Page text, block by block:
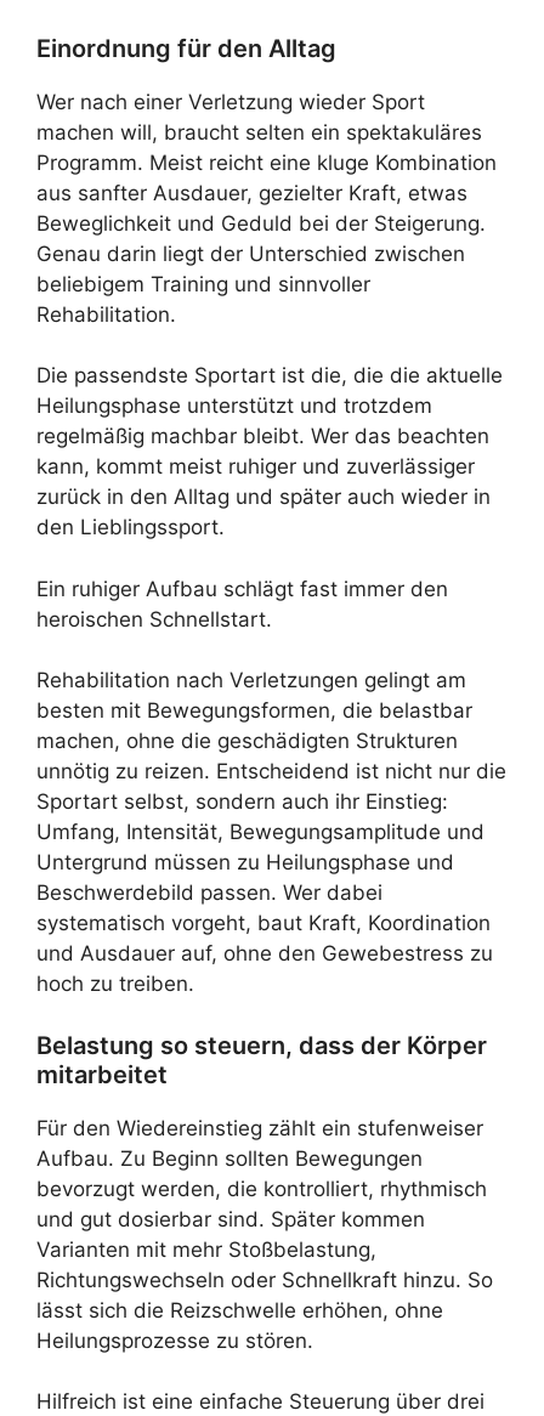
Einordnung für den Alltag
Wer nach einer Verletzung wieder Sport
machen will, braucht selten ein spektakuläres
Programm. Meist reicht eine kluge Kombination
aus sanfter Ausdauer, gezielter Kraft, etwas
Beweglichkeit und Geduld bei der Steigerung.
Genau darin liegt der Unterschied zwischen
beliebigem Training und sinnvoller
Rehabilitation.
Die passendste Sportart ist die, die die aktuelle
Heilungsphase unterstützt und trotzdem
regelmäßig machbar bleibt. Wer das beachten
kann, kommt meist ruhiger und zuverlässiger
zurück in den Alltag und später auch wieder in
den Lieblingssport.
Ein ruhiger Aufbau schlägt fast immer den
heroischen Schnellstart.
Rehabilitation nach Verletzungen gelingt am
besten mit Bewegungsformen, die belastbar
machen, ohne die geschädigten Strukturen
unnötig zu reizen. Entscheidend ist nicht nur die
Sportart selbst, sondern auch ihr Einstieg:
Umfang, Intensität, Bewegungsamplitude und
Untergrund müssen zu Heilungsphase und
Beschwerdebild passen. Wer dabei
systematisch vorgeht, baut Kraft, Koordination
und Ausdauer auf, ohne den Gewebestress zu
hoch zu treiben.
Belastung so steuern, dass der Körper
mitarbeitet
Für den Wiedereinstieg zählt ein stufenweiser
Aufbau. Zu Beginn sollten Bewegungen
bevorzugt werden, die kontrolliert, rhythmisch
und gut dosierbar sind. Später kommen
Varianten mit mehr Stoßbelastung,
Richtungswechseln oder Schnellkraft hinzu. So
lässt sich die Reizschwelle erhöhen, ohne
Heilungsprozesse zu stören.
Hilfreich ist eine einfache Steuerung über drei